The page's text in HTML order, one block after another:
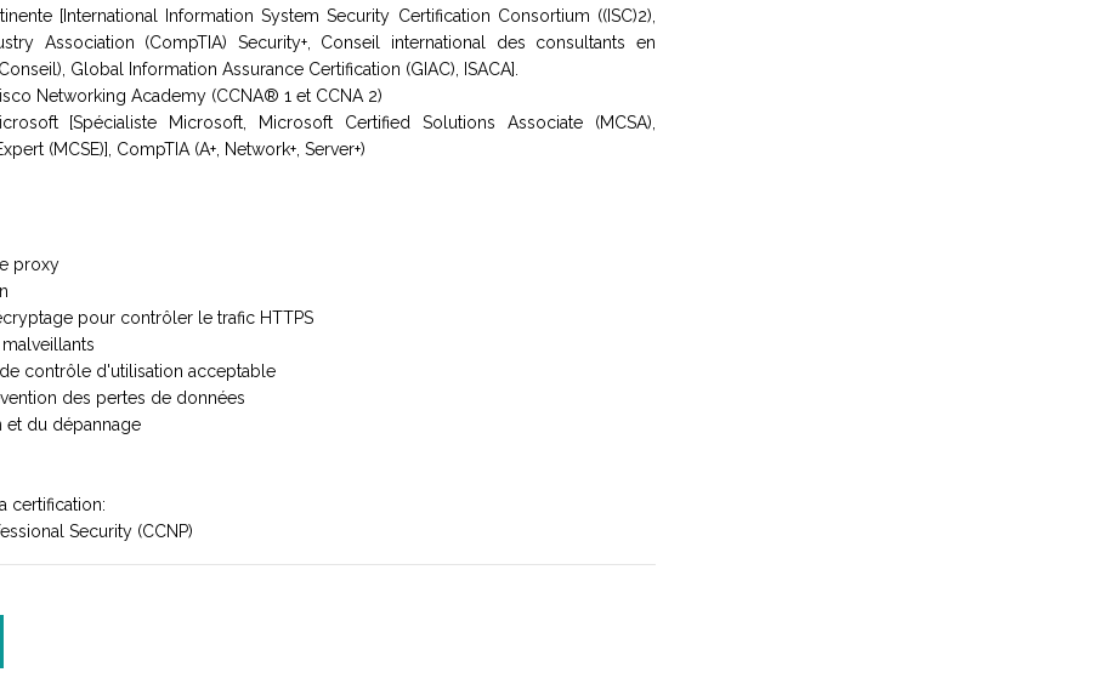
[International Information System Security Certification Consortium ((ISC)2),
Association (CompTIA) Security+, Conseil international des consultants en
Global Information Assurance Certification (GIAC), ISACA].
Networking Academy (CCNA® 1 et CCNA 2)
[Spécialiste Microsoft, Microsoft Certified Solutions Associate (MCSA),
(MCSE)], CompTIA (A+, Network+, Server+)
proxy
pour contrôler le trafic HTTPS
contrôle d'utilisation acceptable
des pertes de données
et du dépannage
certification:
Security (CCNP)